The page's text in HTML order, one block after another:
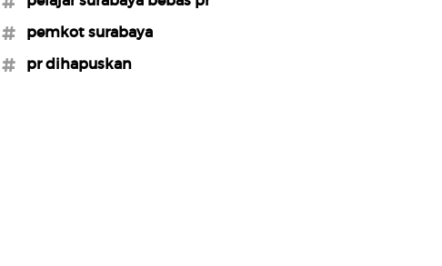
#pemkot surabaya
#pr dihapuskan